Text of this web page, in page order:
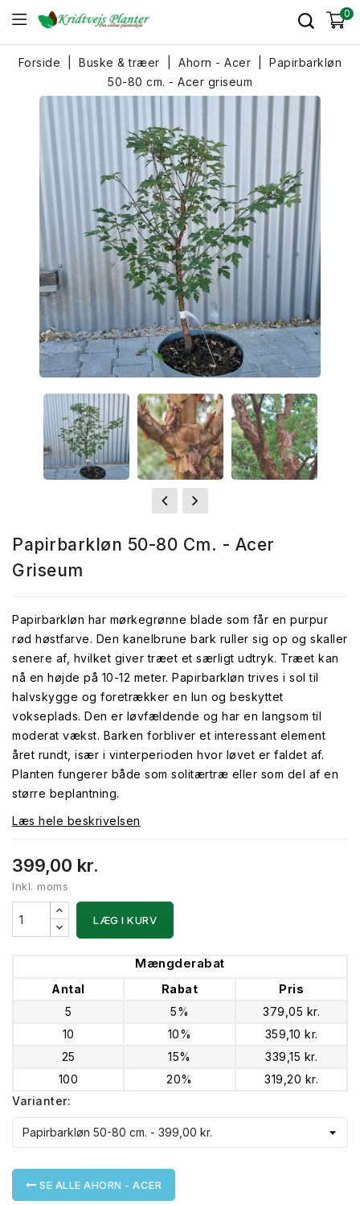
0
Forside Buske & træer Ahorn - Acer
Papirbarkløn
50-80 cm. - Acer griseum
Papirbarkløn 50-80 Cm. - Acer
Griseum
Papirbarkløn har mørkegrønne blade som får en purpur
rød høstfarve. Den kanelbrune bark ruller sig op og skaller
senere af, hvilket giver træet et særligt udtryk. Træet kan
nå en højde på 10-12 meter. Papirbarkløn trives i sol til
halvskygge og foretrækker en lun og beskyttet
vokseplads. Den er løvfældende og har en langsom til
moderat vækst. Barken forbliver et interessant element
året rundt, især i vinterperioden hvor løvet er faldet af.
Planten fungerer både som solitærtræ eller som del af en
større beplantning.
Læs hele beskrivelsen
399,00 kr.
Inkl. moms
LÆG I KURV
Mængderabat
Antal Rabat
Pris
5
5%
379,05 kr.
10
10%
359,10 kr.
25
15%
339,15 kr.
100
20%
319,20 kr.
Varianter:
SE ALLE AHORN - ACER